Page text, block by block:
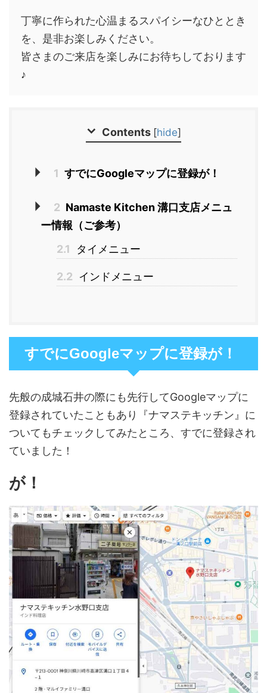
丁寧に作られた心温まるスパイシーなひととき
を、是非お楽しみください。
皆さまのご来店を楽しみにお待ちしております
♪
Contents [hide]
1 すでにGoogleマップに登録が！
2 Namaste Kitchen 溝口支店メニュ
ー情報（ご参考）
2.1
タイメニュー
2.2 インドメニュー
すでにGoogleマップに登録が！
先般の成城石井の際にも先行してGoogleマップに
登録されていたこともあり『ナマステキッチン』に
ついてもチェックしてみたところ、すでに登録され
ていました！
が！